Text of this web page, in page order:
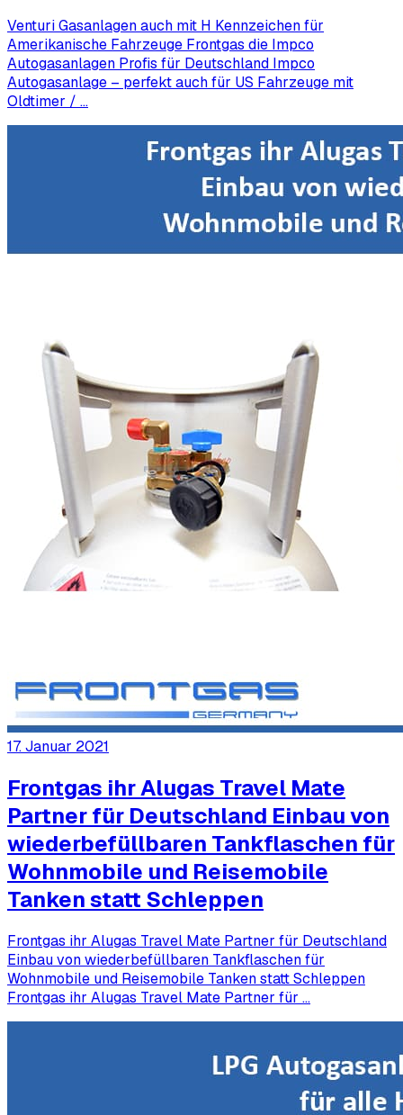
Venturi Gasanlagen auch mit H Kennzeichen für
Amerikanische Fahrzeuge Frontgas die Impco
Autogasanlagen Profis für Deutschland Impco
Autogasanlage – perfekt auch für US Fahrzeuge mit
Oldtimer / …
17. Januar 2021
Frontgas ihr Alugas Travel Mate
Partner für Deutschland Einbau von
wiederbefüllbaren Tankflaschen für
Wohnmobile und Reisemobile
Tanken statt Schleppen
Frontgas ihr Alugas Travel Mate Partner für Deutschland
Einbau von wiederbefüllbaren Tankflaschen für
Wohnmobile und Reisemobile Tanken statt Schleppen
Frontgas ihr Alugas Travel Mate Partner für …